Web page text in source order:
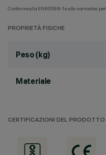
Conforme alla EN60598-1 e alle normative
PROPRIETÀ FISICHE
Peso (kg)
Materiale
CERTIFICAZIONI DEL PRODOTTO